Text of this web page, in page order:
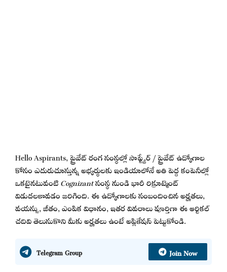
Hello Aspirants, ప్రైవేట్ రంగ సంస్థల్లో సాఫ్ట్వేర్ / ప్రైవేట్ ఉద్యోగాల
కోసం ఎదురుచూస్తున్న అభ్యర్థులకు ఇండియాలోనే అతి పెద్ద కంపెనీల్లో
ఒకటైనటువంటిCognizantసంస్థ నుండి భారీ రిక్రూట్మెంట్
విడుదలకావడం జరిగింది. ఈ ఉద్యోగాలకు సంబందించిన అర్హతలు,
వయస్సు, జీతం, ఎంపిక విధానం, ఇతర వివరాలు పూర్తిగా ఈ ఆర్టికల్
చదివి తెలుసుకొని మీకు అర్హతలు ఉంటే అప్లికేషన్ పెట్టుకోండి.
Telegram Group Join Now